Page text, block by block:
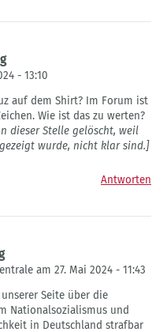
- 13:10
auf dem Shirt? Im Forum ist
Wie ist das zu werten?
dieser Stelle gelöscht, weil
wurde, nicht klar sind.]
Antworten
am 27. Mai 2024 - 11:43
Seite über die
Nationalsozialismus und
in Deutschland strafbar